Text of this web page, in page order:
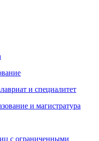
и специалитет
и магистратура
с ограниченными